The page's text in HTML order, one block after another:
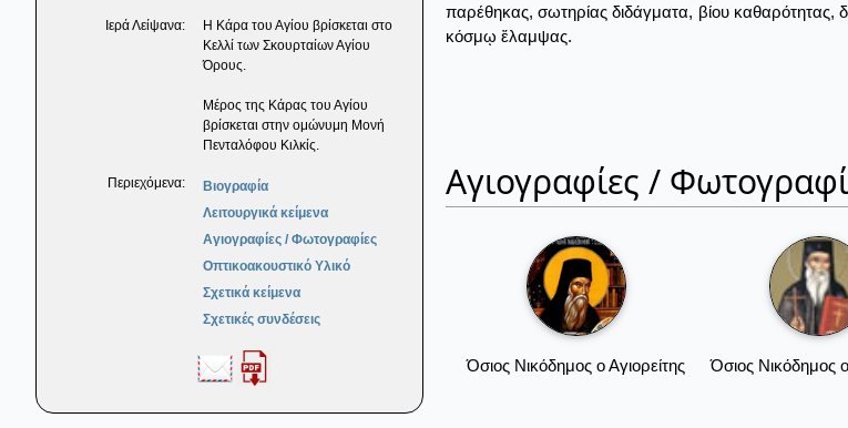
Ιερά Λείψανα:
Η Κάρα του Αγίου βρίσκεται στο
Κελλί των Σκουρταίων Αγίου
Όρους.
Μέρος της Κάρας του Αγίου
βρίσκεται στην ομώνυμη Μονή
Πενταλόφου Κιλκίς.
Περιεχόμενα:
Βιογραφία
Λειτουργικά κείμενα
Αγιογραφίες / Φωτογραφίες
Οπτικοακουστικό Υλικό
Σχετικά κείμενα
Σχετικές συνδέσεις
παρέθηκας, σωτηρίας διδάγματα, βίου
κόσμῳ ἔλαμψας.
Αγιογραφίες /
Όσιος Νικόδημος ο Αγιορείτης Όσιος Νικόδημος ο